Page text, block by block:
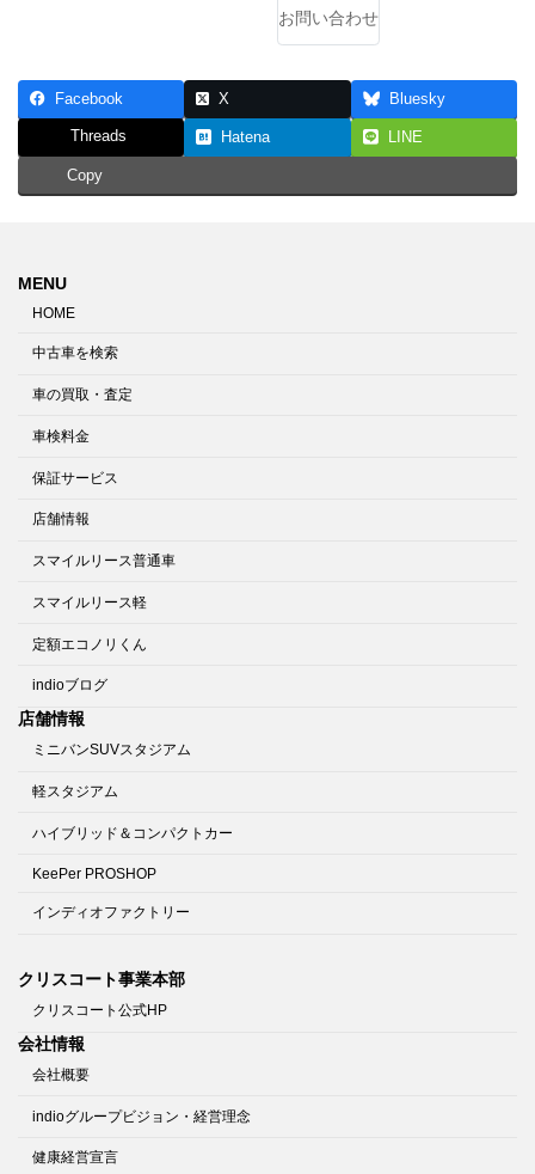
お問い合わせ
Facebook X Bluesky
Threads Hatena LINE
Copy
MENU
HOME
中古車を検索
車の買取・査定
車検料金
保証サービス
店舗情報
スマイルリース普通車
スマイルリース軽
定額エコノリくん
indioブログ
店舗情報
ミニバンSUVスタジアム
軽スタジアム
ハイブリッド＆コンパクトカー
KeePer PROSHOP
インディオファクトリー
クリスコート事業本部
クリスコート公式HP
会社情報
会社概要
indioグループビジョン・経営理念
健康経営宣言